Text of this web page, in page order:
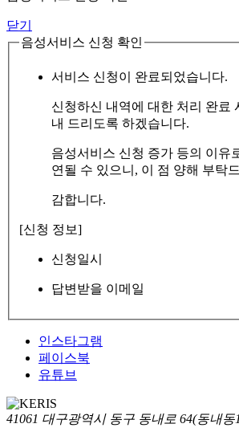
닫기
음성서비스 신청 확인
서비스 신청이 완료되었습니다.
신청하신 내역에 대한 처리 완료
내 드리도록 하겠습니다.
음성서비스 신청 증가 등의 이유
연될 수 있으니, 이 점 양해 부탁
감합니다.
[신청 정보]
신청일시
답변받을 이메일
인스타그램
페이스북
유튜브
41061 대구광역시 동구 동내로 64(동내동